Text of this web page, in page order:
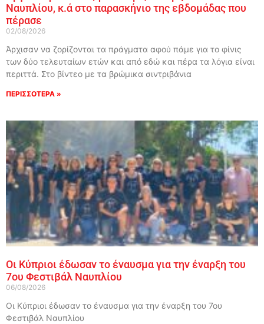
Ναυπλίου, κ.ά στο παρασκήνιο της εβδομάδας που
πέρασε
02/08/2026
Άρχισαν να ζορίζονται τα πράγματα αφού πάμε για το φίνις
των δύο τελευταίων ετών και από εδώ και πέρα τα λόγια είναι
περιττά. Στο βίντεο με τα βρώμικα σιντριβάνια
ΠΕΡΙΣΣΟΤΕΡΑ »
Οι Κύπριοι έδωσαν το έναυσμα για την έναρξη του
7ου Φεστιβάλ Ναυπλίου
06/08/2026
Οι Κύπριοι έδωσαν το έναυσμα για την έναρξη του 7ου
Φεστιβάλ Ναυπλίου